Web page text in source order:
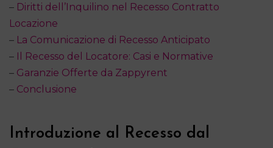
– Diritti dell’Inquilino nel Recesso Contratto
Locazione
– La Comunicazione di Recesso Anticipato
– Il Recesso del Locatore: Casi e Normative
– Garanzie Offerte da Zappyrent
– Conclusione
Introduzione al Recesso dal